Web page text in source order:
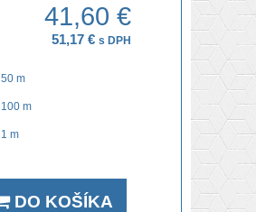
41,60 €
51,17 € s DPH
50 m
100 m
1 m
DO KOŠÍKA